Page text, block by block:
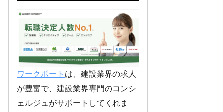
ワークポート は、建設業界の求人
が豊富で、建設業界専門のコンシ
ェルジュがサポートしてくれま